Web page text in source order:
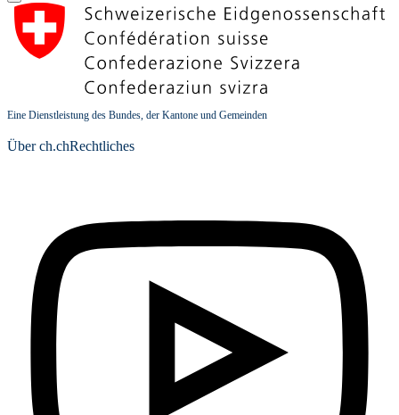
Eine Dienstleistung des Bundes, der Kantone und Gemeinden
Über ch.chRechtliches